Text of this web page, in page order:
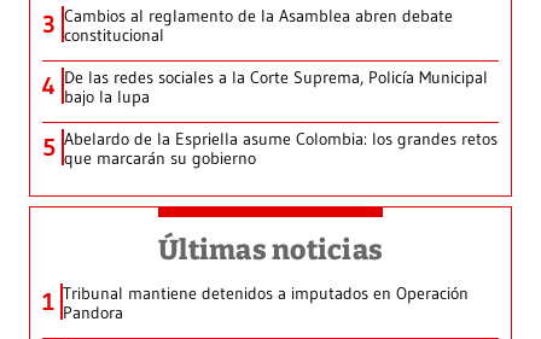
3 Cambios al reglamento de la Asamblea abren debate
constitucional
4 De las redes sociales a la Corte Suprema, Policía Municipal
bajo la lupa
5 Abelardo de la Espriella asume Colombia: los grandes retos
que marcarán su gobierno
Últimas noticias
1 Tribunal mantiene detenidos a imputados en Operación
Pandora